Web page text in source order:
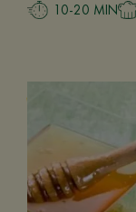
10-20 MIN